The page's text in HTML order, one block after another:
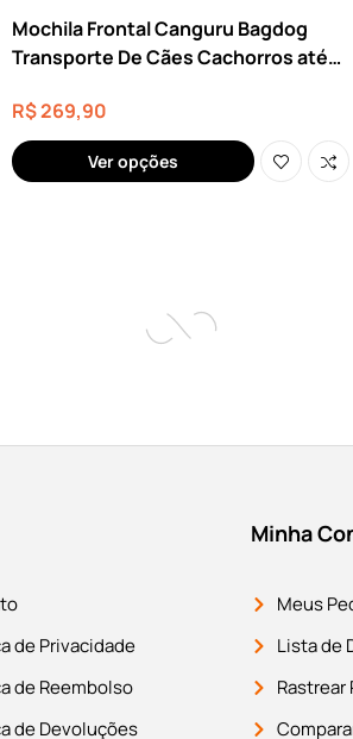
Mochila Frontal Canguru Bagdog
Transporte De Cães Cachorros até
R$269,90
Ver opções
de Privacidade
de Reembolso
de Devoluções
Minha
Meus
Lista de
Rastrear